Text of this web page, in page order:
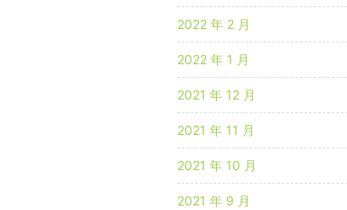
2022 年 2 月
2022 年 1 月
2021 年 12 月
2021 年 11 月
2021 年 10 月
2021 年 9 月